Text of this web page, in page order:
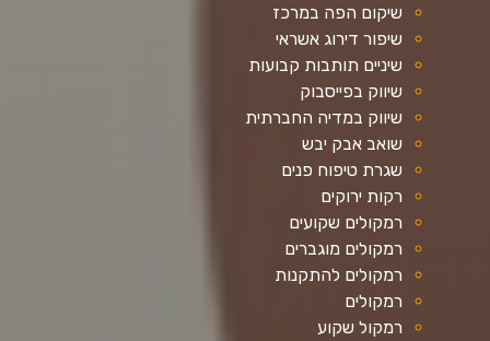
שיקום הפה במרכז
שיפור דירוג אשראי
שיניים תותבות קבועות
שיווק בפייסבוק
שיווק במדיה החברתית
שואב אבק יבש
שגרת טיפוח פנים
רקות ירוקים
רמקולים שקועים
רמקולים מוגברים
רמקולים להתקנות
רמקולים
רמקול שקוע